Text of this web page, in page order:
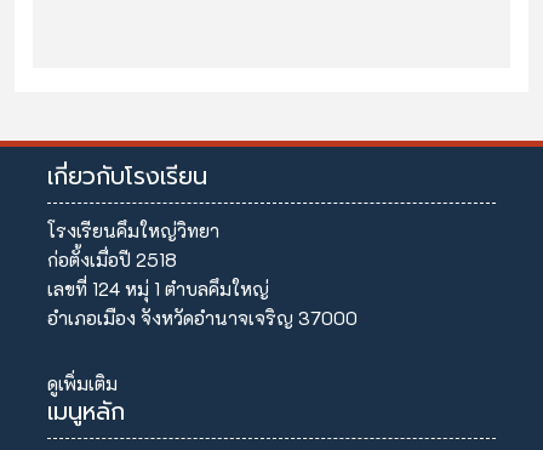
เกี่ยวกับโรงเรียน
โรงเรียนคึมใหญ่วิทยา
ก่อตั้งเมื่อปี 2518
เลขที่ 124 หมุ่ 1 ตำบลคึมใหญ่
อำเภอเมือง จังหวัดอำนาจเจริญ 37000
ดูเพิ่มเติม
เมนูหลัก